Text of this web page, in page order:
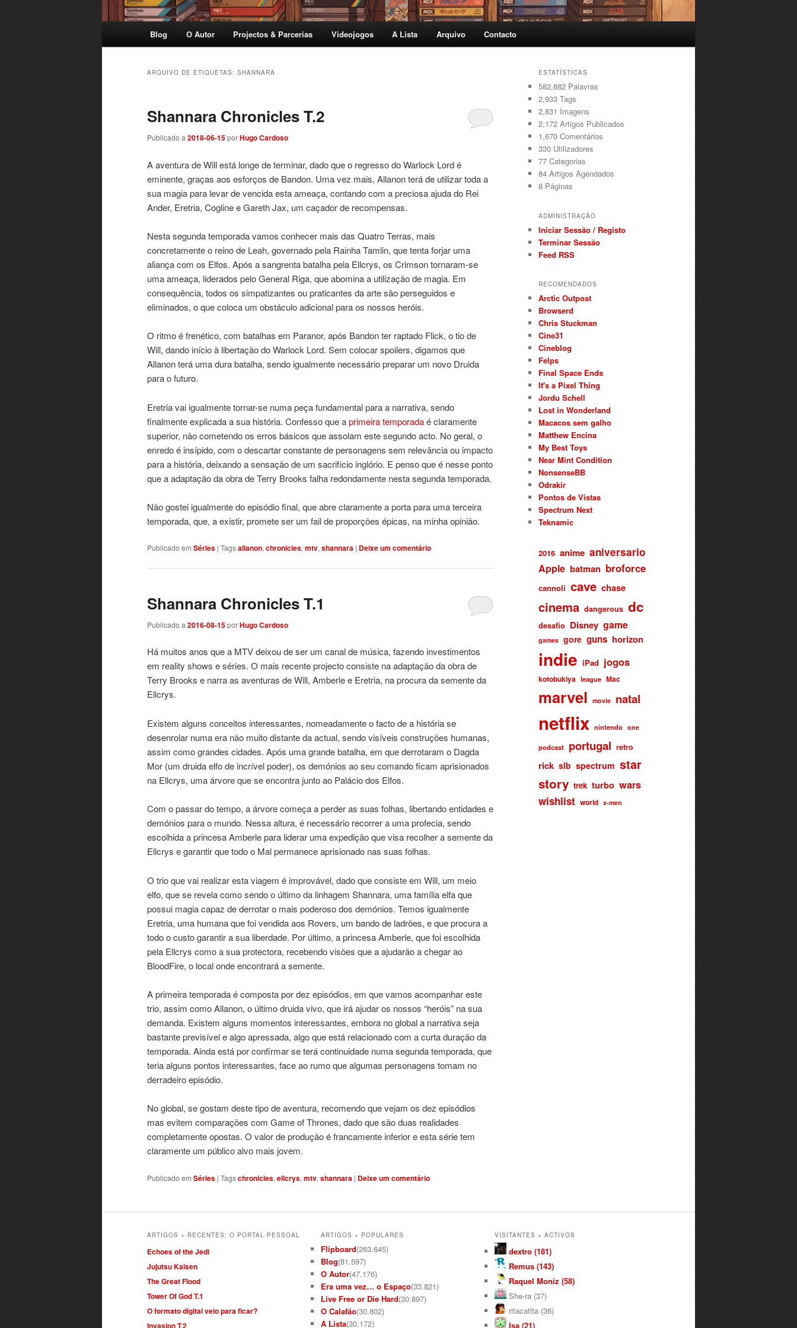
Blog O Autor Projectos & Parcerias Videojogos A Lista Arquivo Contacto
ARQUIVO DE ETIQUETAS: SHANNARA
Shannara Chronicles T.2
Publicado a 2018-06-15porHugo Cardoso
A aventura de Will está longe de terminar, dado que o regresso do Warlock Lord é
eminente, graças aos esforços de Bandon. Uma vez mais, Allanon terá de utilizar toda a
sua magia para levar de vencida esta ameaça, contando com a preciosa ajuda do Rei
Ander, Eretria, Cogline e Gareth Jax, um caçador de recompensas.
Nesta segunda temporada vamos conhecer mais das Quatro Terras, mais
concretamente o reino de Leah, governado pela Rainha Tamlin, que tenta forjar uma
aliança com os Elfos. Após a sangrenta batalha pela Ellcrys, os Crimson tornaram-se
uma ameaça, liderados pelo General Riga, que abomina a utilização de magia. Em
consequência, todos os simpatizantes ou praticantes da arte são perseguidos e
eliminados, o que coloca um obstáculo adicional para os nossos heróis.
O ritmo é frenético, com batalhas em Paranor, após Bandon ter raptado Flick, o tio de
Will, dando início à libertação do Warlock Lord. Sem colocar spoilers, digamos que
Allanon terá uma dura batalha, sendo igualmente necessário preparar um novo Druida
para o futuro.
Eretria vai igualmente tornar-se numa peça fundamental para a narrativa, sendo
finalmente explicada a sua história. Confesso que aprimeira temporadaé claramente
superior, não cometendo os erros básicos que assolam este segundo acto. No geral, o
enredo é insípido, com o descartar constante de personagens sem relevância ou impacto
para a história, deixando a sensação de um sacrifício inglório. E penso que é nesse ponto
que a adaptação da obra de Terry Brooks falha redondamente nesta segunda temporada.
Não gostei igualmente do episódio final, que abre claramente a porta para uma terceira
temporada, que, a existir, promete ser um fail de proporções épicas, na minha opinião.
Publicado em Séries | Tagsallanon,chronicles,mtv,shannara | Deixe um comentário
Shannara Chronicles T.1
Publicado a 2016-08-15porHugo Cardoso
Há muitos anos que a MTV deixou de ser um canal de música, fazendo investimentos
em reality shows e séries. O mais recente projecto consiste na adaptação da obra de
Terry Brooks e narra as aventuras de Will, Amberle e Eretria, na procura da semente da
Ellcrys.
Existem alguns conceitos interessantes, nomeadamente o facto de a história se
desenrolar numa era não muito distante da actual, sendo visíveis construções humanas,
assim como grandes cidades. Após uma grande batalha, em que derrotaram o Dagda
Mor (um druida elfo de incrível poder), os demónios ao seu comando ficam aprisionados
na Ellcrys, uma árvore que se encontra junto ao Palácio dos Elfos.
Com o passar do tempo, a árvore começa a perder as suas folhas, libertando entidades e
demónios para o mundo. Nessa altura, é necessário recorrer a uma profecia, sendo
escolhida a princesa Amberle para liderar uma expedição que visa recolher a semente da
Ellcrys e garantir que todo o Mal permanece aprisionado nas suas folhas.
O trio que vai realizar esta viagem é improvável, dado que consiste em Will, um meio
elfo, que se revela como sendo o último da linhagem Shannara, uma família elfa que
possui magia capaz de derrotar o mais poderoso dos demónios. Temos igualmente
Eretria, uma humana que foi vendida aos Rovers, um bando de ladrões, e que procura a
todo o custo garantir a sua liberdade. Por último, a princesa Amberle, que foi escolhida
pela Ellcrys como a sua protectora, recebendo visões que a ajudarão a chegar ao
BloodFire, o local onde encontrará a semente.
A primeira temporada é composta por dez episódios, em que vamos acompanhar este
trio, assim como Allanon, o último druida vivo, que irá ajudar os nossos “heróis” na sua
demanda. Existem alguns momentos interessantes, embora no global a narrativa seja
bastante previsível e algo apressada, algo que está relacionado com a curta duração da
temporada. Ainda está por confirmar se terá continuidade numa segunda temporada, que
teria alguns pontos interessantes, face ao rumo que algumas personagens tomam no
derradeiro episódio.
No global, se gostam deste tipo de aventura, recomendo que vejam os dez episódios
mas evitem comparações com Game of Thrones, dado que são duas realidades
completamente opostas. O valor de produção é francamente inferior e esta série tem
claramente um público alvo mais jovem.
Publicado em Séries | Tagschronicles, ellcrys, mtv, shannara | Deixe um comentário
ESTATÍSTICAS
582,882 Palavras
2,933 Tags
2,831 Imagens
2,172 Artigos Publicados
1,670 Comentários
330 Utilizadores
77 Categorias
84 Artigos Agendados
8 Páginas
ADMINISTRAÇÃO
Iniciar Sessão / Registo
Terminar Sessão
Feed RSS
RECOMENDADOS
Arctic Outpost
Browserd
Chris Stuckman
Cine31
Cineblog
Felps
Final Space Ends
It's a Pixel Thing
Jordu Schell
Lost in Wonderland
Macacos sem galho
Matthew Encina
My Best Toys
Near Mint Condition
NonsenseBB
Odrakir
Pontos de Vistas
Spectrum Next
Teknamic
2016 anime aniversario
Apple batman broforce
cannoli cave chase
cinema dangerous dc
desafio Disney game
games gore guns horizon
indie iPad jogos
kotobukiya league Mac
marvel movie natal
netflix nintendo one
podcast portugal retro
rick slb spectrum star
story trek turbo wars
wishlist world x-men
ARTIGOS + RECENTES: O PORTAL PESSOAL
Echoes of the Jedi
Jujutsu Kaisen
The Great Flood
Tower Of God T.1
O formato digital veio para ficar?
Invasion T.2
ARTIGOS + POPULARES
Flipboard(263.645)
Blog(81.597)
O Autor(47.176)
Era uma vez… o Espaço(33.821)
Live Free or Die Hard(30.897)
O Calafão(30.802)
A Lista(30.172)
VISITANTES + ACTIVOS
dextro (181)
Remus (143)
Raquel Moniz (58)
She-ra (37)
ritacatita (36)
Isa (21)